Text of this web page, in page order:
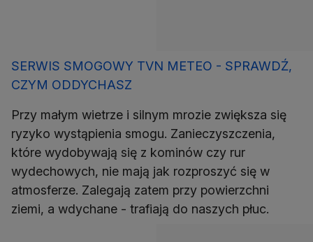
SERWIS SMOGOWY TVN METEO - SPRAWDŹ,
CZYM ODDYCHASZ
Przy małym wietrze i silnym mrozie zwiększa się
ryzyko wystąpienia smogu. Zanieczyszczenia,
które wydobywają się z kominów czy rur
wydechowych, nie mają jak rozproszyć się w
atmosferze. Zalegają zatem przy powierzchni
ziemi, a wdychane - trafiają do naszych płuc.